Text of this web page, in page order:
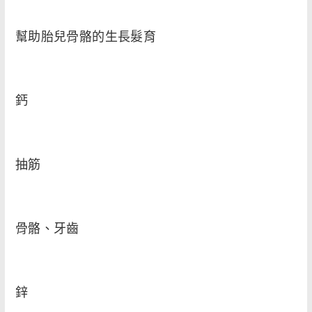
幫助胎兒骨骼的生長髮育
鈣
抽筋
骨骼、牙齒
鋅